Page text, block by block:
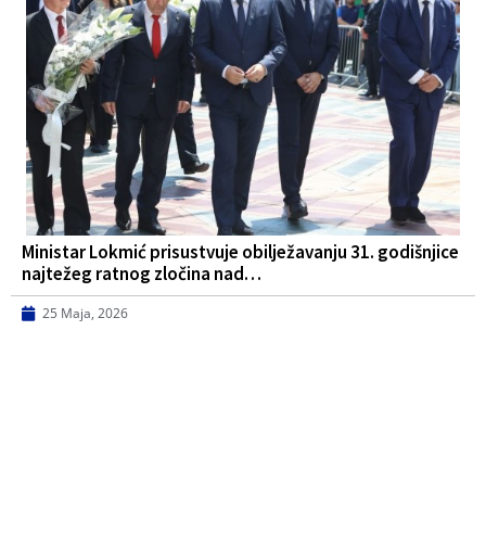
Ministar Lokmić prisustvuje obilježavanju 31. godišnjice
najtežeg ratnog zločina nad…
25 Maja, 2026